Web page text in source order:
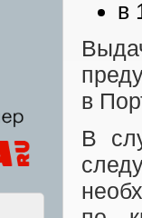
в
в
В